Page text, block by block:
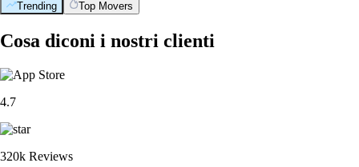
Trending Top Movers
Cosa diconi i nostri clienti
4.7
320k Reviews